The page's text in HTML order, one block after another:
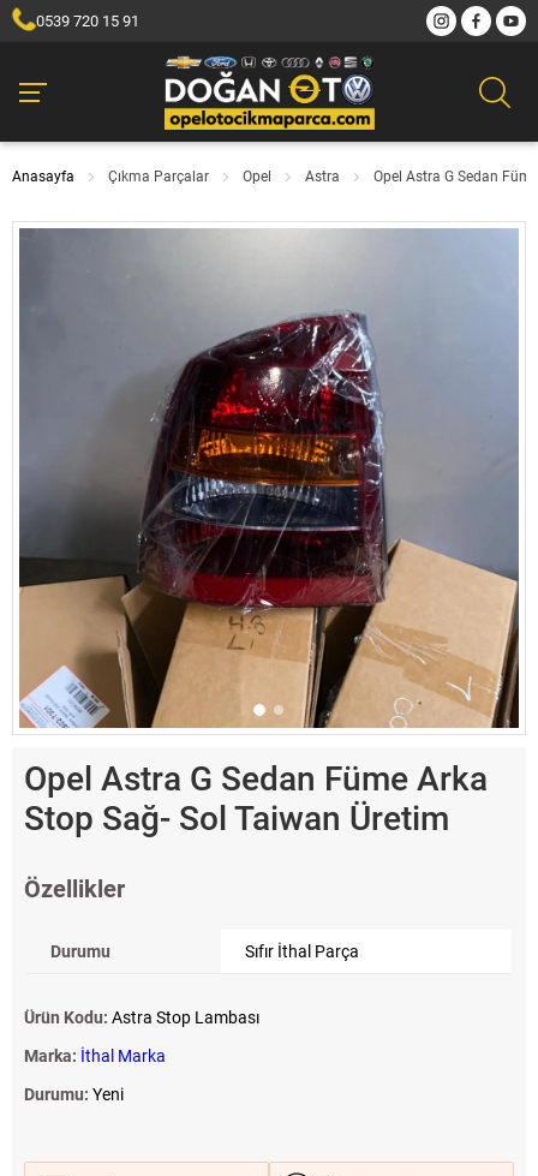
0539 720 15 91
Anasayfa Çıkma Parçalar Opel Astra Opel Astra G Sedan
Opel Astra G Sedan Füme Arka
Stop Sağ- Sol Taiwan Üretim
Özellikler
Durumu Sıfır İthal Parça
Ürün Kodu: Astra Stop Lambası
Marka: İthal Marka
Durumu: Yeni